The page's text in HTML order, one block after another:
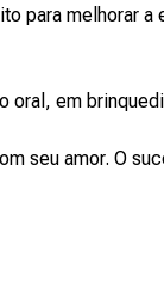
para melhorar
em
seu amor. O